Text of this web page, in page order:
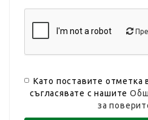
Като поставите отметка
съгласявате с нашите
за